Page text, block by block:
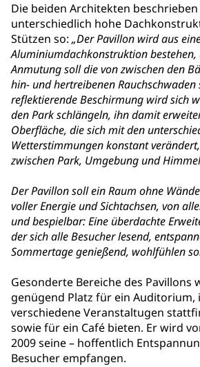
Die beiden Architekten
unterschiedlich hohe
Stützen so:„Der Pavillon wird aus
Aluminiumdachkonstruktion bestehen,
Anmutung soll die von zwischen den
hin- und hertreibenen Rauchschwaden
reflektierende Beschirmung wird sich
den Park schlängeln, ihn damit
Oberfläche, die sich mit den
Wetterstimmungen konstant
zwischen Park, Umgebung und
Der Pavillon soll ein Raum ohne
voller Energie und Sichtachsen, von
und bespielbar: Eine überdachte
der sich alle Besucher lesend,
Sommertage genießend, wohlfühlen
Gesonderte Bereiche des Pavillons
genügend Platz für ein Auditorium,
verschiedene Veranstaltugen
sowie für ein Café bieten. Er wird
2009 seine – hoffentlich
Besucher empfangen.